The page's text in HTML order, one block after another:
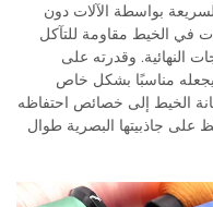
بواسطة الآلات دون
في الخيط مقاومة للتآكل
النهائية. وقدرته على
مناسبًا بشكل خاص
الخيط إلى خصائص احتفاظه
على جاذبيتها البصرية طوال